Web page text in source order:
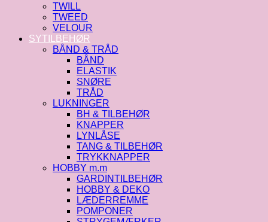
TWILL
TWEED
VELOUR
SYTILBEHØR
BÅND & TRÅD
BÅND
ELASTIK
SNØRE
TRÅD
LUKNINGER
BH & TILBEHØR
KNAPPER
LYNLÅSE
TANG & TILBEHØR
TRYKKNAPPER
HOBBY m.m
GARDINTILBEHØR
HOBBY & DEKO
LÆDERREMME
POMPONER